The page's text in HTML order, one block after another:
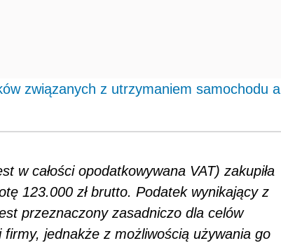
związanych z utrzymaniem samochodu a
w całości opodatkowywana VAT) zakupiła
123.000 zł brutto. Podatek wynikający z
przeznaczony zasadniczo dla celów
jednakże z możliwością używania go